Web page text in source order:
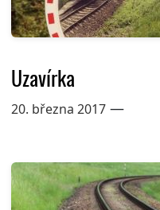
Uzavírka
20. března 2017—